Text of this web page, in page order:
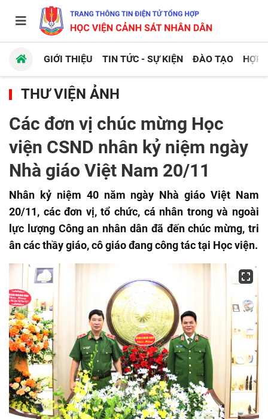
GIỚI THIỆU TIN TỨC - SỰ KIỆN ĐÀO TẠO HỢP
THƯ VIỆN ẢNH
Các đơn vị chúc mừng Học
viện CSND nhân kỷ niệm ngày
Nhà giáo Việt Nam 20/11
Nhân kỷ niệm 40 năm ngày Nhà giáo Việt Nam
20/11, các đơn vị, tổ chức, cá nhân trong và ngoài
lực lượng Công an nhân dân đã đến chúc mừng, tri
ân các thầy giáo, cô giáo đang công tác tại Học viện.